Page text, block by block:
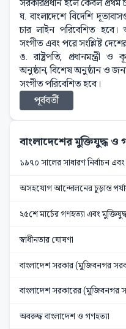
সরকারপ্রধান হলে কেবল প্রথম
ঘ. বাংলাদেশে বিদেশি
চার লাইন পরিবেশিত হবে।
সংগীত এবং পরে সংশ্লিষ্ট
ঙ. রাষ্ট্রপতি,
অনুষ্ঠান, বিশেষ অনুষ্ঠান ও
সংগীত পরিবেশিত হবে।
পূর্ববর্তী
বাংলাদেশের মুক্তিযুদ্ধ
১৯৭০ সালের সাধারণ নির্বাচন এবং
অসহযোগ আন্দোলনের চূড়ান্ত
২৫শে মার্চের গণহত্যা এবং
স্বাধীনতার ঘোষণা
বাংলাদেশ সরকার (মুজিবনগর
বাংলাদেশ সরকারের (মুজিবনগর
অবরুদ্ধ বাংলাদেশ ও গণহত্যা